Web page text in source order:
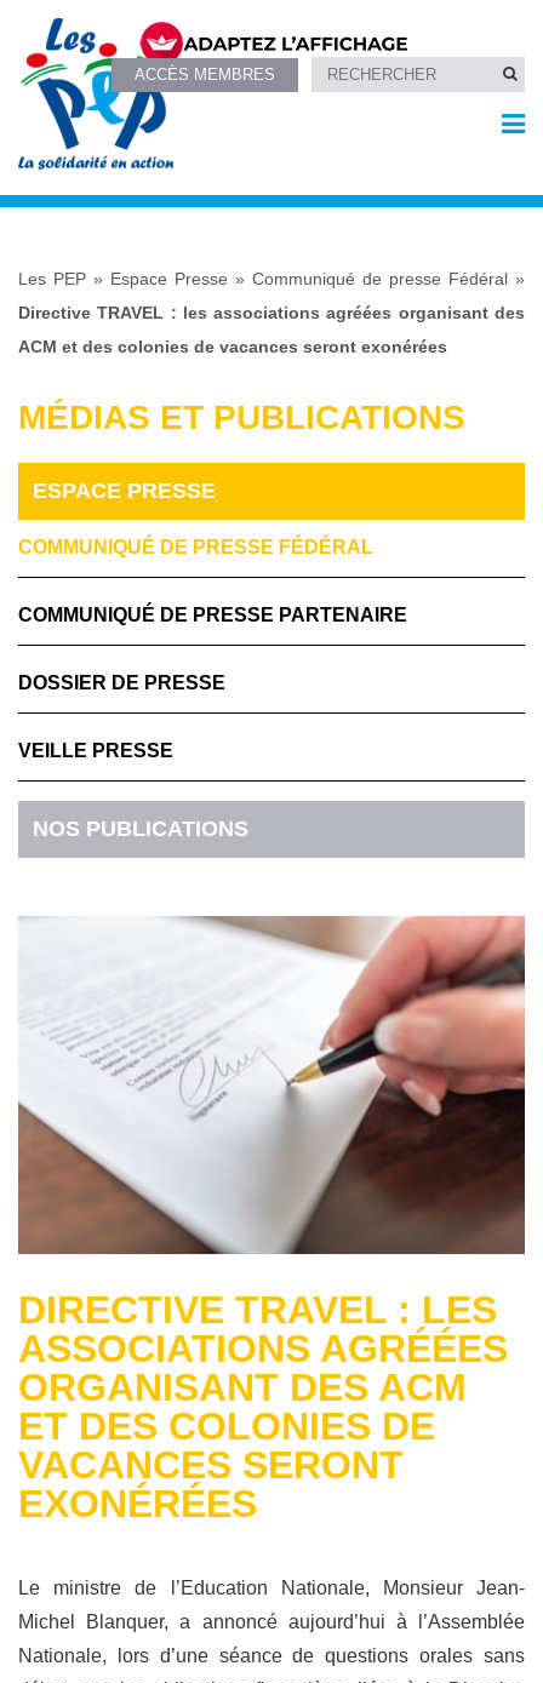
ACCÈS MEMBRES
Les PEP » Espace Presse » Communiqué de presse Fédéral »
Directive TRAVEL : les associations agréées organisant des
ACM et des colonies de vacances seront exonérées
MÉDIAS ET PUBLICATIONS
ESPACE PRESSE
COMMUNIQUÉ DE PRESSE FÉDÉRAL
COMMUNIQUÉ DE PRESSE PARTENAIRE
DOSSIER DE PRESSE
VEILLE PRESSE
NOS PUBLICATIONS
DIRECTIVE TRAVEL : LES
ASSOCIATIONS AGRÉÉES
ORGANISANT DES ACM
ET DES COLONIES DE
VACANCES SERONT
EXONÉRÉES
Le ministre de l’Education Nationale, Monsieur Jean-
Michel Blanquer, a annoncé aujourd’hui à l’Assemblée
Nationale, lors d’une séance de questions orales sans